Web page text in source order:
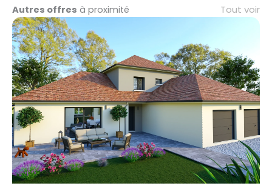
Autres offres à proximité Tout voir